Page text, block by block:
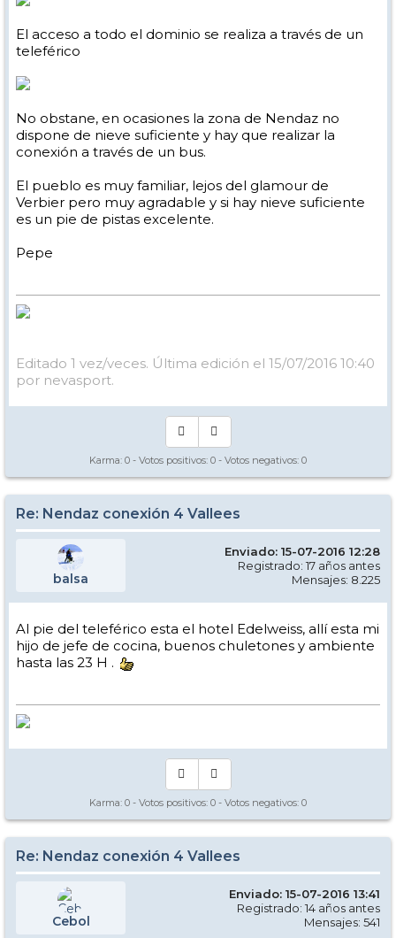
El acceso a todo el dominio se realiza a través de un
teleférico
No obstane, en ocasiones la zona de Nendaz no
dispone de nieve suficiente y hay que realizar la
conexión a través de un bus.
El pueblo es muy familiar, lejos del glamour de
Verbier pero muy agradable y si hay nieve suficiente
es un pie de pistas excelente.
Pepe
Editado 1 vez/veces. Última edición el 15/07/2016 10:40
por nevasport.
Karma: 0 - Votos positivos: 0 - Votos negativos: 0
Re: Nendaz conexión 4 Vallees
balsa
Enviado: 15-07-2016 12:28
Registrado: 17 años antes
Mensajes: 8.225
Al pie del teleférico esta el hotel Edelweiss, allí esta mi
hijo de jefe de cocina, buenos chuletones y ambiente
hasta las 23 H .
Karma: 0 - Votos positivos: 0 - Votos negativos: 0
Re: Nendaz conexión 4 Vallees
Cebol
Enviado: 15-07-2016 13:41
Registrado: 14 años antes
Mensajes: 541